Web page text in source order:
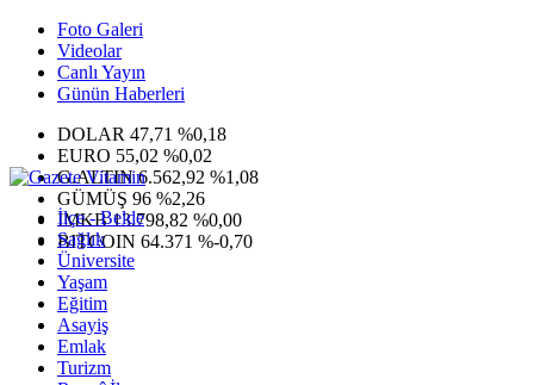
Foto Galeri
Videolar
Canlı Yayın
Günün Haberleri
DOLAR 47,71 %0,18
EURO 55,02 %0,02
G.ALTIN6.562,92 %1,08
GÜMÜŞ 96 %2,26
IMKB13.798,82 %0,00
BITCOIN 64.371 %-0,70
İlçe - Belde
Sağlık
Üniversite
Yaşam
Eğitim
Asayiş
Emlak
Turizm